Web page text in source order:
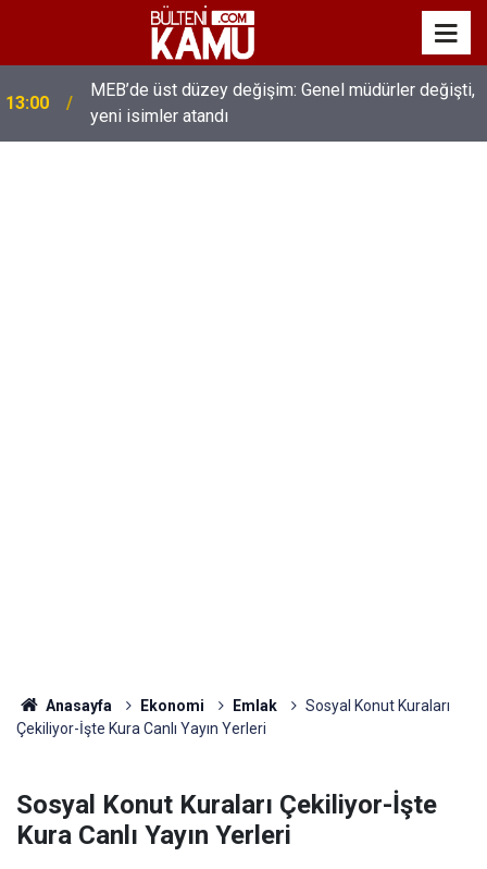
13:00
MEB’de üst düzey değişim: Genel müdürler değişti,
yeni isimler atandı
Anasayfa Ekonomi Emlak
Sosyal Konut Kuraları
Çekiliyor-İşte Kura Canlı Yayın Yerleri
Sosyal Konut Kuraları Çekiliyor-İşte
Kura Canlı Yayın Yerleri